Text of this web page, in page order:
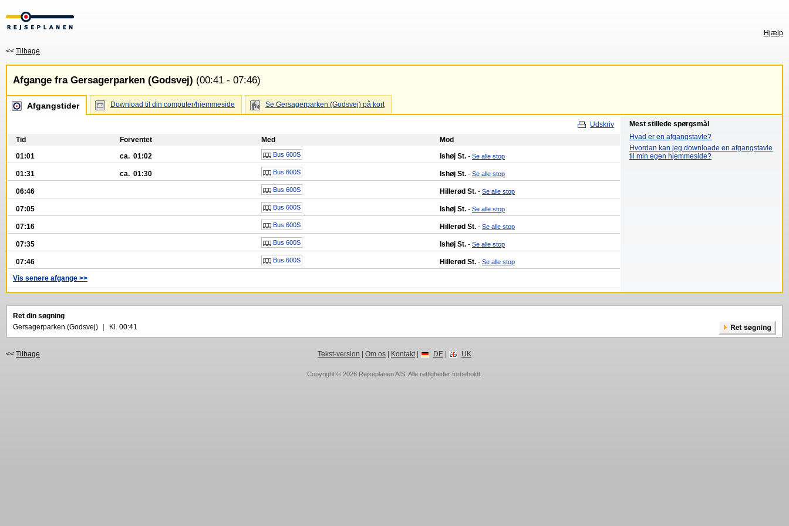
Hjælp
<< Tilbage
Afgange fra Gersagerparken (Godsvej) (00:41 - 07:46)
Afgangstider Download til din computer/hjemmeside Se Gersagerparken (Godsvej) på kort
Udskriv
Tid
Forventet Med
Mod
01:01
ca. 01:02 Bus 600S Ishøj St. - Se alle stop
01:31 ca. 01:30 Bus 600S Ishøj St. - Se alle stop
06:46 Bus 600S Hillerød St. - Se alle stop
07:05 Bus 600S Ishøj St. - Se alle stop
07:16 Bus 600S Hillerød St. - Se alle stop
07:35 Bus 600S Ishøj St. - Se alle stop
07:46 Bus 600S Hillerød St. - Se alle stop
Vis senere afgange >>
Mest stillede spørgsmål
Hvad er en afgangstavle?
Hvordan kan jeg downloade en afgangstavle
til min egen hjemmeside?
Ret din søgning
Gersagerparken (Godsvej)
Kl. 00:41
<< Tilbage Tekst-version Om os| Kontakt| DE| UK
Copyright © 2026 Rejseplanen A/S . Alle rettigheder forbeholdt.